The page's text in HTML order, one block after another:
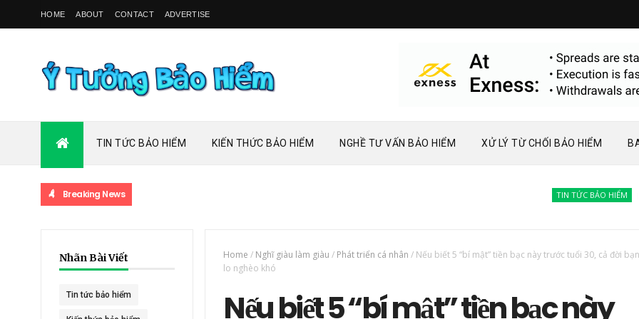
HOME ABOUT CONTACT ADVERTISE
TIN TỨC BẢO HIỂM KIẾN THỨC BẢO HIỂM NGHỀ TƯ VẤN BẢO HIỂM XỬ LÝ TỪ CHỐI BẢO HIỂM
Breaking News TIN TỨC BẢO HIỂM Bàn
Nhãn Bài Viết
Tin tức bảo hiểm
Home / Nghĩ giàu làm giàu / Phát triển cá nhân / Nếu biết 5 “bí mật” tiền bạc này trước tuổi 30, cả đời
lo nghèo khó
Nếu biết 5 “bí mật” tiền bạc này